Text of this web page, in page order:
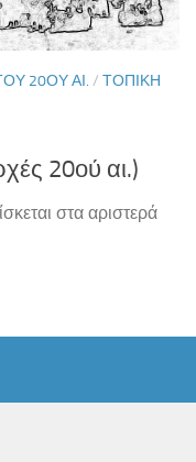
20ΟΥ ΑΙ. / ΤΟΠΙΚΉ
20ού αι.)
στα αριστερά